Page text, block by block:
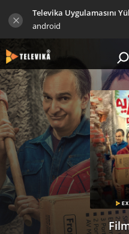
Televika Uygulamasını
android